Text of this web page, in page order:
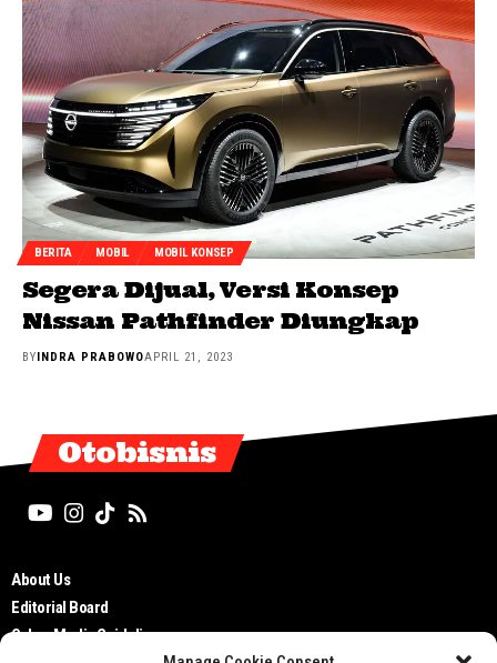
BERITA MOBIL MOBIL KONSEP
Segera Dijual, Versi Konsep
Nissan Pathfinder Diungkap
BYINDRA PRABOWOAPRIL 21, 2023
Otobisnis
About Us
Editorial Board
Cyber Media Guidelines